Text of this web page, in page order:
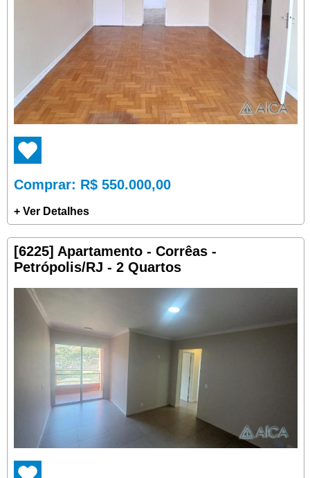
Comprar: R$ 550.000,00
+ Ver Detalhes
[6225] Apartamento - Corrêas -
Petrópolis/RJ - 2 Quartos